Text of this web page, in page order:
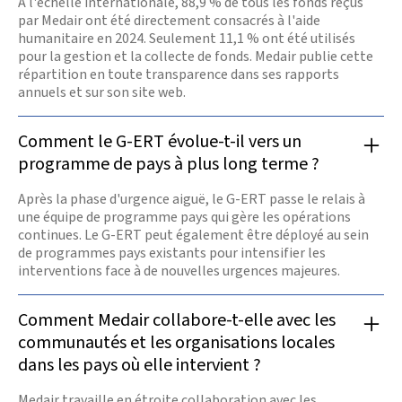
infatigablement
leurs actions.
En
par Medair ont été directement consacrés à l'aide
humanitaire en 2024. Seulement 11,1 % ont été utilisés
pour la gestion et la collecte de fonds. Medair publie cette
répartition en toute transparence dans ses rapports
annuels et sur son site web.
Comment le G-ERT évolue-t-il vers un
programme de pays à plus long terme ?
Après la phase d'urgence aiguë, le G-ERT passe le relais à
une équipe de programme pays qui gère les opérations
continues. Le G-ERT peut également être déployé au sein
de programmes pays existants pour intensifier les
interventions face à de nouvelles urgences majeures.
Comment Medair collabore-t-elle avec les
communautés et les organisations locales
dans les pays où elle intervient ?